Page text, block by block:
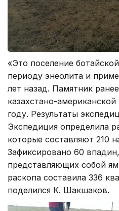
«Это поселение
периоду энеолита и
лет назад. Памятник
казахстано-
году. Результаты
Экспедиция определила
которые составляют 210
Зафиксировано 60
представляющих собой
раскопа составила 336
поделился К. Шакшаков.